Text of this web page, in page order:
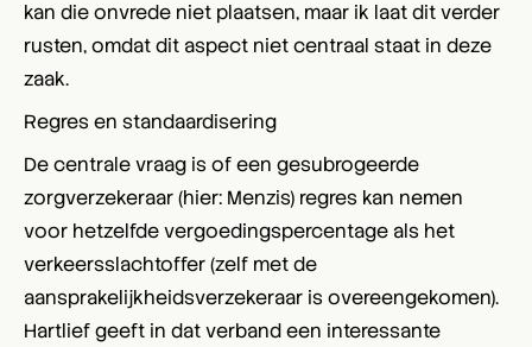
kan die onvrede niet plaatsen, maar ik laat dit verder
rusten, omdat dit aspect niet centraal staat in deze
zaak.
Regres en standaardisering
De centrale vraag is of een gesubrogeerde
zorgverzekeraar (hier: Menzis) regres kan nemen
voor hetzelfde vergoedingspercentage als het
verkeersslachtoffer (zelf met de
aansprakelijkheidsverzekeraar is overeengekomen).
Hartlief geeft in dat verband een interessante